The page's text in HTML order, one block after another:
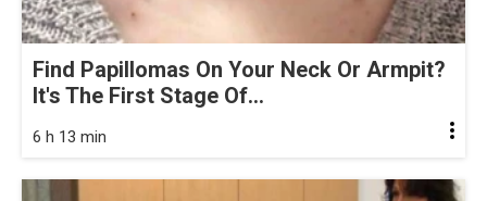
Find Papillomas On Your Neck Or Armpit?
It's The First Stage Of...
6 h 13 min